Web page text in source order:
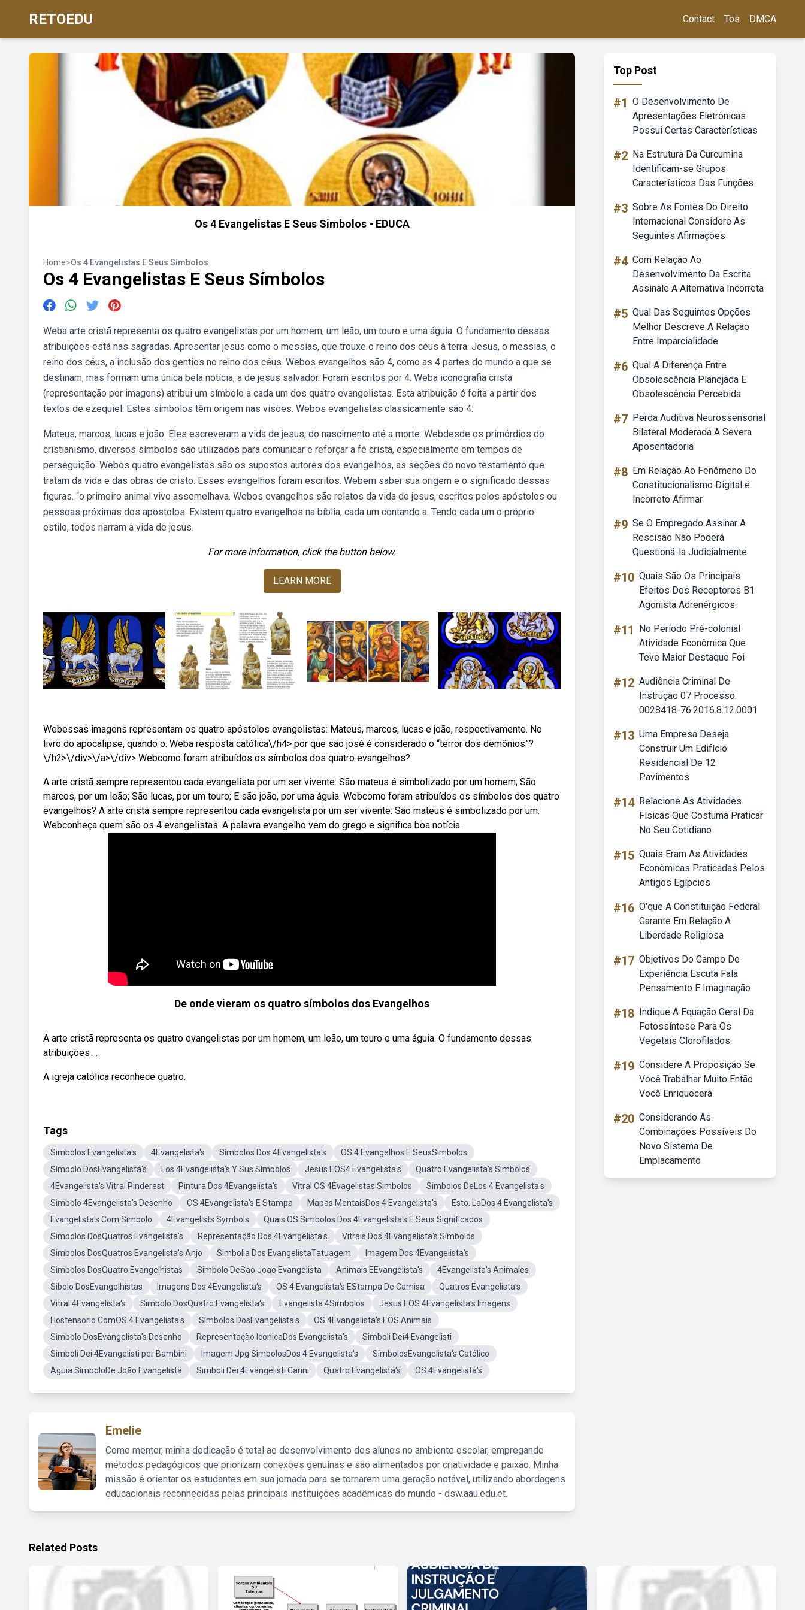
RETOEDU Contact Tos DMCA
Os 4 Evangelistas E Seus Simbolos - EDUCA
Home>Os 4 Evangelistas E Seus Símbolos
Os 4 Evangelistas E Seus Símbolos
Weba arte cristã representa os quatro evangelistas por um homem, um leão, um touro e uma águia. O fundamento dessas
atribuições está nas sagradas. Apresentar jesus como o messias, que trouxe o reino dos céus à terra. Jesus, o messias, o
reino dos céus, a inclusão dos gentios no reino dos céus. Webos evangelhos são 4, como as 4 partes do mundo a que se
destinam, mas formam uma única bela notícia, a de jesus salvador. Foram escritos por 4. Weba iconografia cristã
(representação por imagens) atribui um símbolo a cada um dos quatro evangelistas. Esta atribuição é feita a partir dos
textos de ezequiel. Estes símbolos têm origem nas visões. Webos evangelistas classicamente são 4:
Mateus, marcos, lucas e joão. Eles escreveram a vida de jesus, do nascimento até a morte. Webdesde os primórdios do
cristianismo, diversos símbolos são utilizados para comunicar e reforçar a fé cristã, especialmente em tempos de
perseguição. Webos quatro evangelistas são os supostos autores dos evangelhos, as seções do novo testamento que
tratam da vida e das obras de cristo. Esses evangelhos foram escritos. Webem saber sua origem e o significado dessas
figuras. “o primeiro animal vivo assemelhava. Webos evangelhos são relatos da vida de jesus, escritos pelos apóstolos ou
pessoas próximas dos apóstolos. Existem quatro evangelhos na bíblia, cada um contando a. Tendo cada um o próprio
estilo, todos narram a vida de jesus.
For more information, click the button below.
LEARN MORE
Webessas imagens representam os quatro apóstolos evangelistas: Mateus, marcos, lucas e joão, respectivamente. No
livro do apocalipse, quando o. Weba resposta católica\/h4> por que são josé é considerado o “terror dos demônios”?
\/h2>\/div>\/a>\/div> Webcomo foram atribuídos os símbolos dos quatro evangelhos?
A arte cristã sempre representou cada evangelista por um ser vivente: São mateus é simbolizado por um homem; São
marcos, por um leão; São lucas, por um touro; E são joão, por uma águia. Webcomo foram atribuídos os símbolos dos quatro
evangelhos? A arte cristã sempre representou cada evangelista por um ser vivente: São mateus é simbolizado por um.
Webconheça quem são os 4 evangelistas. A palavra evangelho vem do grego e significa boa notícia.
De onde vieram os quatro símbolos dos Evangelhos
A arte cristã representa os quatro evangelistas por um homem, um leão, um touro e uma águia. O fundamento dessas
atribuições ...
A igreja católica reconhece quatro.
Tags
Simbolos Evangelista's 4Evangelista's Símbolos Dos 4Evangelista's
OS 4 Evangelhos E SeusSimbolos
Símbolo DosEvangelista's
Los 4Evangelista's Y Sus Símbolos Jesus EOS4 Evangelista's
Quatro Evangelista's Simbolos
4Evangelista's Vitral Pinderest
Pintura Dos 4Evangelista's Vitral OS 4Evagelistas Simbolos
Simbolos DeLos 4 Evangelista's
Simbolo 4Evangelista's Desenho
OS 4Evangelista's E Stampa Mapas MentaisDos 4 Evangelista's
Esto. LaDos 4 Evangelista's
Evangelista's Com Simbolo
4Evangelists Symbols
Quais OS Simbolos Dos 4Evangelista's E Seus Significados
Simbolos DosQuatros Evangelista's
Representação Dos 4Evangelista's
Vitrais Dos 4Evangelista's Símbolos
Simbolos DosQuatros Evangelista's Anjo
Simbolia Dos EvangelistaTatuagem
Imagem Dos 4Evangelista's
Simbolos DosQuatro Evangelhistas
Simbolo DeSao Joao Evangelista Animais EEvangelista's
4Evangelista's Animales
Sibolo DosEvangelhistas
Imagens Dos 4Evangelista's OS 4 Evangelista's EStampa De Camisa
Quatros Evangelista's
Vitral 4Evangelista's
Simbolo DosQuatro Evangelista's Evangelista 4Simbolos
Jesus EOS 4Evangelista's Imagens
Hostensorio ComOS 4 Evangelista's
Símbolos DosEvangelista's
OS 4Evangelista's EOS Animais
Simbolo DosEvangelista's Desenho
Representação IconicaDos Evangelista's
Simboli Dei4 Evangelisti
Simboli Dei 4Evangelisti per Bambini
Imagem Jpg SimbolosDos 4 Evangelista's
SímbolosEvangelista's Católico
Aguia SímboloDe João Evangelista
Simboli Dei 4Evangelisti Carini Quatro Evangelista's OS 4Evangelista's
Emelie
Como mentor, minha dedicação é total ao desenvolvimento dos alunos no ambiente escolar, empregando
métodos pedagógicos que priorizam conexões genuínas e são alimentados por criatividade e paixão. Minha
missão é orientar os estudantes em sua jornada para se tornarem uma geração notável, utilizando abordagens
educacionais reconhecidas pelas principais instituições acadêmicas do mundo - dsw.aau.edu.et.
Top Post
#1 O Desenvolvimento De
Apresentações Eletrônicas
Possui Certas Características
#2 Na Estrutura Da Curcumina
Identificam-se Grupos
Característicos Das Funções
#3 Sobre As Fontes Do Direito
Internacional Considere As
Seguintes Afirmações
#4 Com Relação Ao
Desenvolvimento Da Escrita
Assinale A Alternativa Incorreta
#5 Qual Das Seguintes Opções
Melhor Descreve A Relação
Entre Imparcialidade
#6 Qual A Diferença Entre
Obsolescência Planejada E
Obsolescência Percebida
#7 Perda Auditiva Neurossensorial
Bilateral Moderada A Severa
Aposentadoria
#8 Em Relação Ao Fenômeno Do
Constitucionalismo Digital é
Incorreto Afirmar
#9 Se O Empregado Assinar A
Rescisão Não Poderá
Questioná-la Judicialmente
#10 Quais São Os Principais
Efeitos Dos Receptores B1
Agonista Adrenérgicos
#11
No Período Pré-colonial
Atividade Econômica Que
Teve Maior Destaque Foi
#12 Audiência Criminal De
Instrução 07 Processo:
0028418-76.2016.8.12.0001
#13 Uma Empresa Deseja
Construir Um Edifício
Residencial De 12
Pavimentos
#14 Relacione As Atividades
Físicas Que Costuma Praticar
No Seu Cotidiano
#15 Quais Eram As Atividades
Econômicas Praticadas Pelos
Antigos Egípcios
#16 O'que A Constituição Federal
Garante Em Relação A
Liberdade Religiosa
#17 Objetivos Do Campo De
Experiência Escuta Fala
Pensamento E Imaginação
#18 Indique A Equação Geral Da
Fotossíntese Para Os
Vegetais Clorofilados
#19 Considere A Proposição Se
Você Trabalhar Muito Então
Você Enriquecerá
#20 Considerando As
Combinações Possíveis Do
Novo Sistema De
Emplacamento
Related Posts